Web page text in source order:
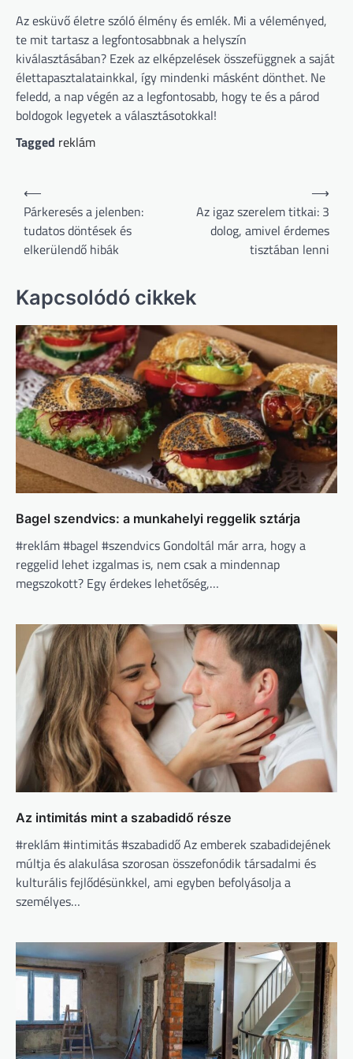
Az esküvő életre szóló élmény és emlék. Mi a véleményed,
te mit tartasz a legfontosabbnak a helyszín
kiválasztásában? Ezek az elképzelések összefüggnek a saját
élettapasztalatainkkal, így mindenki másként dönthet. Ne
feledd, a nap végén az a legfontosabb, hogy te és a párod
boldogok legyetek a választásotokkal!
Tagged reklám
Bejegyzés
navigáció
⟵
Párkeresés a jelenben:
tudatos döntések és
elkerülendő hibák
Az igaz szerelem titkai: 3
dolog, amivel érdemes
tisztában lenni
⟶
Kapcsolódó cikkek
Bagel szendvics: a munkahelyi reggelik sztárja
#reklám #bagel #szendvics Gondoltál már arra, hogy a
reggelid lehet izgalmas is, nem csak a mindennap
megszokott? Egy érdekes lehetőség,…
Az intimitás mint a szabadidő része
#reklám #intimitás #szabadidő Az emberek szabadidejének
múltja és alakulása szorosan összefonódik társadalmi és
kulturális fejlődésünkkel, ami egyben befolyásolja a
személyes…